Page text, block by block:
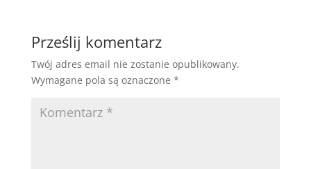
Prześlij komentarz
Twój adres email nie zostanie opublikowany.
Wymagane pola są oznaczone *